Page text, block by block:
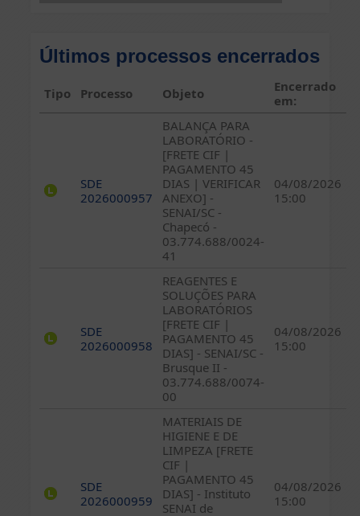
Últimos processos encerrados
Tipo Processo Objeto
Encerrado
em:
SDE
2026000957
BALANÇA PARA
LABORATÓRIO -
[FRETE CIF |
PAGAMENTO 45
DIAS | VERIFICAR
ANEXO] -
SENAI/SC -
Chapecó -
03.774.688/0024-
41
04/08/2026
15:00
SDE
2026000958
REAGENTES E
SOLUÇÕES PARA
LABORATÓRIOS
[FRETE CIF |
PAGAMENTO 45
DIAS] - SENAI/SC -
Brusque II -
03.774.688/0074-
00
04/08/2026
15:00
SDE
2026000959
MATERIAIS DE
HIGIENE E DE
LIMPEZA [FRETE
CIF |
PAGAMENTO 45
DIAS] - Instituto
SENAI de
04/08/2026
15:00